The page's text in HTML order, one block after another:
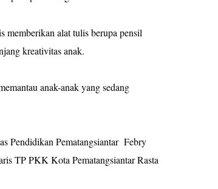
memberikan alat tulis berupa pensil
kreativitas anak.
anak-anak yang sedang
Pendidikan Pematangsiantar Febry
TP PKK Kota Pematangsiantar Rasta